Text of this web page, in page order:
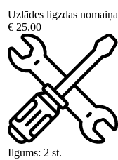
Uzlādes ligzdas nomaiņa
€ 25.00
Ilgums: 2 st.